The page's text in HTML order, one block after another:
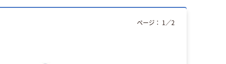
ページ： 1 ／2